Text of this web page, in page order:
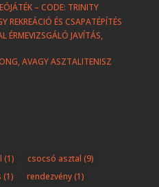
– CODE: TRINITY
REKREÁCIÓ ÉS CSAPATÉPÍTÉS
ÉRMEVIZSGÁLÓ JAVÍTÁS,
AVAGY ASZTALITENISZ
(1) csocsó asztal (9)
(1) rendezvény(1)